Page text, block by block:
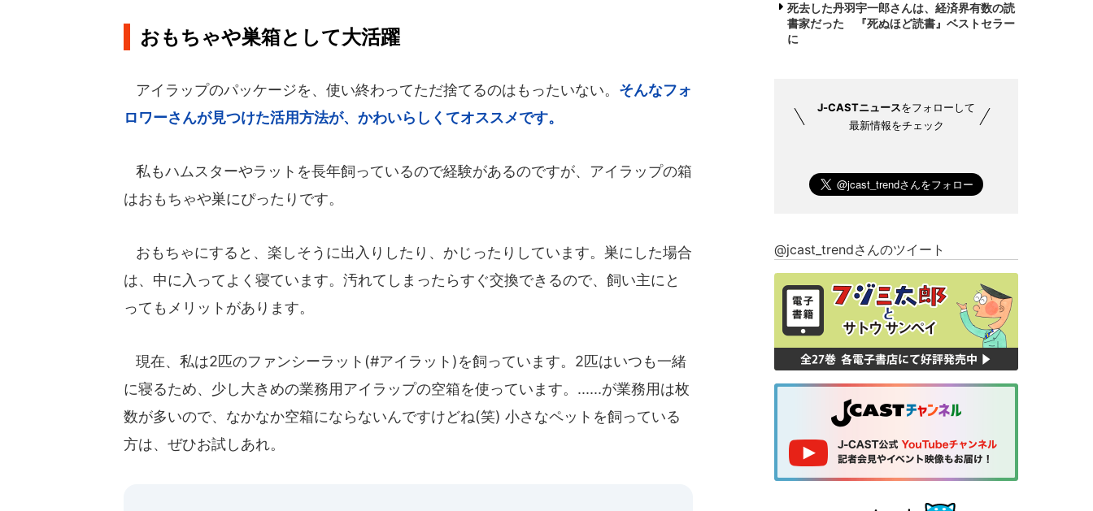
おもちゃや巣箱として大活躍
アイラップのパッケージを、使い終わってただ捨てるのはもったいない。 そんなフォ
ロワーさんが見つけた活用方法が、かわいらしくてオススメです。
私もハムスターやラットを長年飼っているので経験があるのですが、アイラップの箱
はおもちゃや巣にぴったりです。
おもちゃにすると、楽しそうに出入りしたり、かじったりしています。巣にした場合
は、中に入ってよく寝ています。汚れてしまったらすぐ交換できるので、飼い主にと
ってもメリットがあります。
現在、私は2匹のファンシーラット(#アイラット)を飼っています。2匹はいつも一緒
に寝るため、少し大きめの業務用アイラップの空箱を使っています。......が業務用は枚
数が多いので、なかなか空箱にならないんですけどね(笑) 小さなペットを飼っている
方は、ぜひお試しあれ。
死去した丹羽宇一郎さんは、経済界有数の読
書家だった 『死ぬほど読書』ベストセラー
に
J-CASTニュースをフォローして
最新情報をチェック
@jcast_trendさんのツイート